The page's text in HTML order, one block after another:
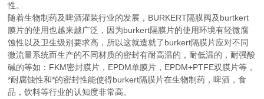
性。
随着生物制药及啤酒灌装行业的发展，BURKERT隔膜阀及burtkert
膜片的使用也越来越广泛，因为burkert隔膜片的使用环境有轻微腐
蚀性以及卫生级别要求高，所以这就造就了burkert隔膜片应对不同
微流量系统而生产的不同材质的密封有耐高温的，耐低温的，耐强酸
碱的等如：FKM密封膜片，EPDM单膜片，EPDM+PTFE双膜片等，
*耐腐蚀性和*的密封性能使得burkert隔膜片在生物制药，啤酒，食
品，饮料等行业的认知度非常高。